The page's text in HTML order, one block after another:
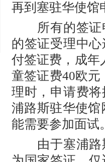
再到塞驻华使馆
所有的签证申
的签证受理中
付签证费，成年
童签证费40欧
理时，申请费
浦路斯驻华使馆
能需要参加面试
由于塞浦路斯